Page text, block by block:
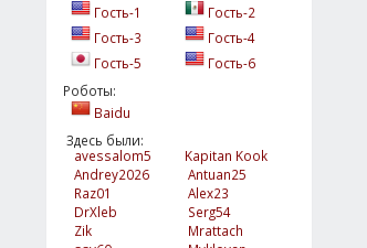
Гость-1
Гость-2
Гость-3
Гость-4
Гость-5
Гость-6
Роботы:
Baidu
Здесь были:
avessalom5
Kapitan Kook
Andrey2026
Antuan25
Raz01
Alex23
DrXleb
Serg54
Zik
Mrattach